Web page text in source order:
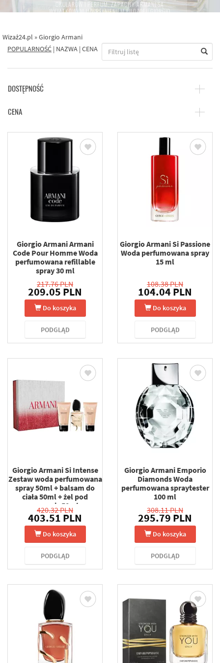
OKULARÓW I PERFUM. ZAPACHY ARMANI SĄ
WYJĄTKOWYM UZUPEŁNIENIEM FILOZOFII GIORGIO
Wizaż24.pl »Giorgio Armani
POPULARNOŚĆ | NAZWA | CENA
DOSTĘPNOŚĆ
CENA
Giorgio Armani Armani
Code Pour Homme Woda
perfumowana refillable
spray 30 ml
217.76 PLN
209.05 PLN
Do koszyka
PODGLĄD
Giorgio Armani Si Passione
Woda perfumowana spray
15 ml
108.38 PLN
104.04 PLN
Do koszyka
PODGLĄD
Giorgio Armani Si Intense
Zestaw woda perfumowana
spray 50ml + balsam do
ciała 50ml + żel pod
prysznic 50ml
420.32 PLN
403.51 PLN
Do koszyka
PODGLĄD
Giorgio Armani Emporio
Diamonds Woda
perfumowana spraytester
100 ml
308.11 PLN
295.79 PLN
Do koszyka
PODGLĄD